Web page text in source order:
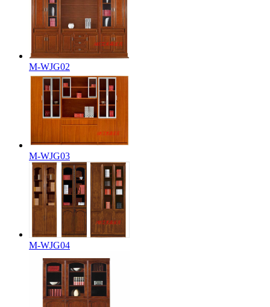
M-WJG02
M-WJG03
M-WJG04